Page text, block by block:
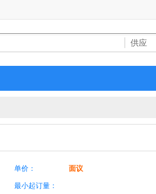
单价： 面议
最小起订量：